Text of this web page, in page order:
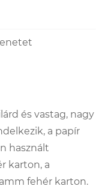
és vastag, nagy
a papír
használt
karton, a
fehér karton.